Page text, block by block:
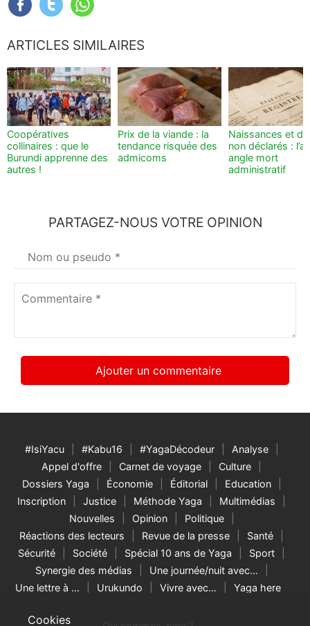
Cookies
ARTICLES SIMILAIRES
Coopératives
collinaires : que le
Burundi apprenne des
autres !
Prix de la viande : la
tendance risquée des
admicoms
Naissances et
non déclarés :
angle mort
administratif
PARTAGEZ-NOUS VOTRE OPINION
Votre
nom*
#IsiYacu #Kabu16 #YagaDécodeur
Analyse
Appel d'offre
Carnet de voyage
Culture
Dossiers Yaga
Économie Éditorial
Education
Inscription
Justice Méthode Yaga
Multimédias
Nouvelles
Opinion
Politique
Réactions des lecteurs
Revue de la presse
Santé
Sécurité
Société Spécial 10 ans de Yaga
Sport
Synergie des médias
Une journée/nuit avec…
Une lettre à …
Urukundo Vivre avec… Yaga here